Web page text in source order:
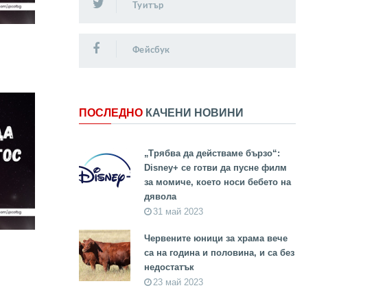
Туитър
Фейсбук
ПОСЛЕДНО КАЧЕНИ НОВИНИ
„Трябва да действаме бързо“:
Disney+ се готви да пусне филм
за момиче, което носи бебето на
дявола
31 май 2023
Червените юници за храма вече
са на година и половина, и са без
недостатък
23 май 2023